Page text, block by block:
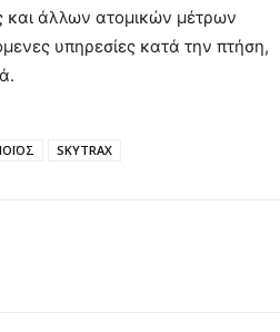
και άλλων ατομικών μέτρων
υπηρεσίες κατά την πτήση,
SKYTRAX